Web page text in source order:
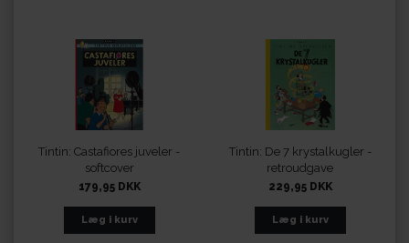
Tintin: Castafiores juveler -
softcover
179,95 DKK
Tintin: De 7 krystalkugler -
retroudgave
229,95 DKK